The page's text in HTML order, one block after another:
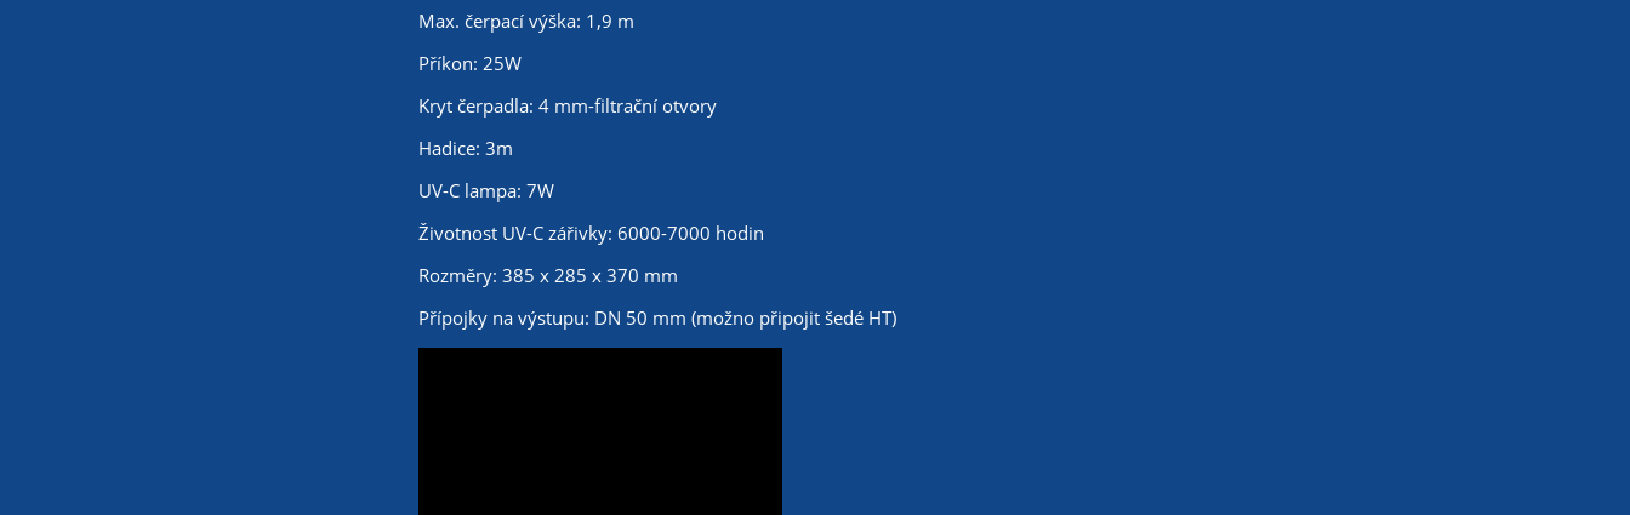
Max. čerpací výška: 1,9 m
Příkon: 25W
Kryt čerpadla: 4 mm-filtrační otvory
Hadice: 3m
UV-C lampa: 7W
Životnost UV-C zářivky: 6000-7000 hodin
Rozměry: 385 x 285 x 370 mm
Přípojky na výstupu: DN 50 mm (možno připojit šedé HT)